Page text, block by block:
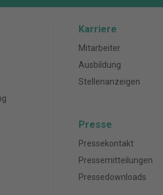
Karriere
Mitarbeiter
Ausbildung
Stellenanzeigen
Presse
Pressekontakt
Pressemitteilungen
Pressedownloads